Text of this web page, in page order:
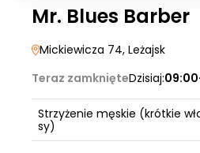
Mr. Blues Barber
Mickiewicza 74, Leżajsk
Teraz zamknięteDzisiaj:
Strzyżenie męskie (krótkie
sy)